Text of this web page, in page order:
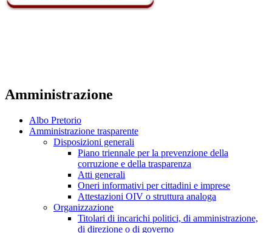
Amministrazione
Albo Pretorio
Amministrazione trasparente
Disposizioni generali
Piano triennale per la prevenzione della
corruzione e della trasparenza
Atti generali
Oneri informativi per cittadini e imprese
Attestazioni OIV o struttura analoga
Organizzazione
Titolari di incarichi politici, di amministrazione,
di direzione o di governo